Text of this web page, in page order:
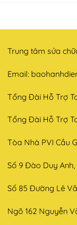
Trung tâm sửa
Email:
Tổng Đài Hỗ Trợ
Tổng Đài Hỗ Trợ
Tòa Nhà PVI Cầu
Số 9 Đào Duy
Số 85 Đường Lê
Ngõ 162 Nguyễn